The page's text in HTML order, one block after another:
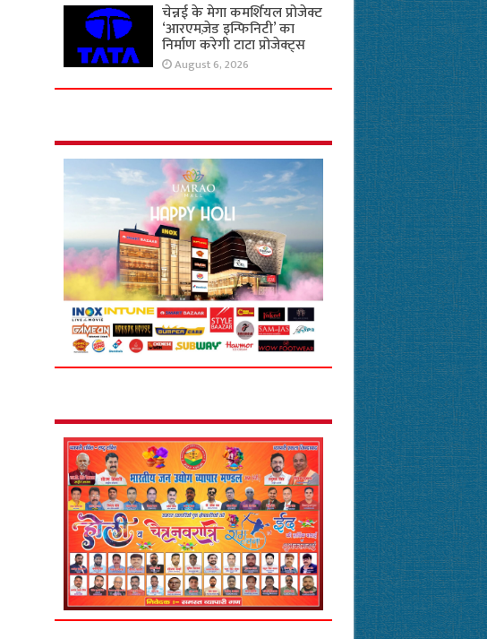
चेन्नई के मेगा कमर्शियल प्रोजेक्ट
‘आरएमज़ेड इन्फिनिटी’ का
निर्माण करेगी टाटा प्रोजेक्ट्स
August 6, 2026